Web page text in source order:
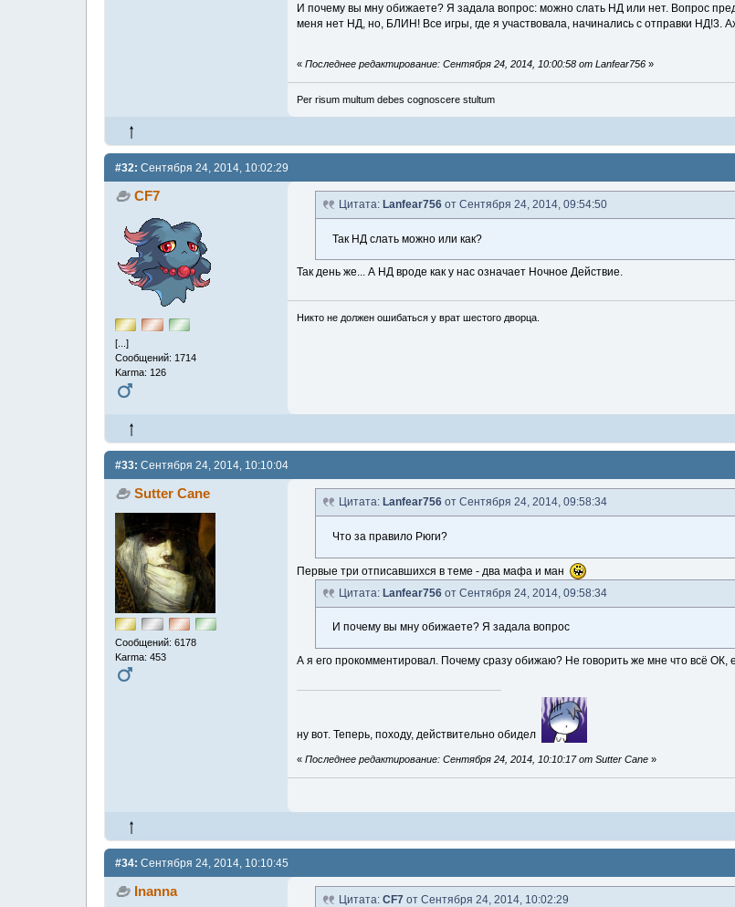
И почему вы мну обижаете? Я задала вопрос: можно слать НД или нет. Вопрос
меня нет НД, но, БЛИН! Все игры, где я участвовала, начинались с отправки НД!3.
«Последнее редактирование: Сентября 24, 2014, 10:00:58 от Lanfear756 »
Per risum multum debes cognoscere stultum
#32: Сентября 24, 2014, 10:02:29
CF7
[...]
Сообщений: 1714
Karma: 126
Цитата: Lanfear756 от Сентября 24, 2014, 09:54:50
Так НД слать можно или как?
Так день же... А НД вроде как у нас означает Ночное Действие.
Никто не должен ошибаться у врат шестого дворца.
#33: Сентября 24, 2014, 10:10:04
Sutter Cane
Сообщений: 6178
Karma: 453
Цитата: Lanfear756 от Сентября 24, 2014, 09:58:34
Что за правило Рюги?
Первые три отписавшихся в теме - два мафа и ман
Цитата:Lanfear756 от Сентября 24, 2014, 09:58:34
И почему вы мну обижаете? Я задала вопрос
А я его прокомментировал. Почему сразу обижаю? Не говорить же мне что всё ОК,
ну вот. Теперь, походу, действительно обидел
«Последнее редактирование: Сентября 24, 2014, 10:10:17 от Sutter Cane »
#34: Сентября 24, 2014, 10:10:45
Inanna
Цитата:CF7 от Сентября 24, 2014, 10:02:29